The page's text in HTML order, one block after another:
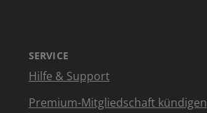
SERVICE
Hilfe & Support
Premium-Mitgliedschaft kündigen